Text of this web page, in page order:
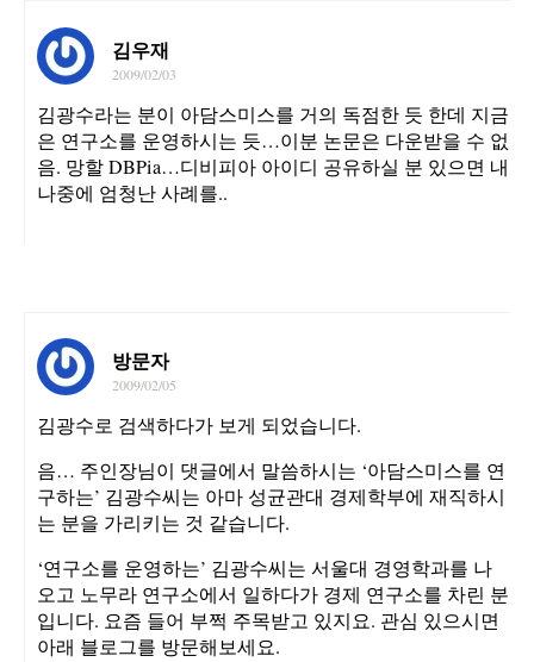
김우재
2009/02/03
김광수라는 분이 아담스미스를 거의 독점한 듯 한데 지금
은 연구소를 운영하시는 듯…이분 논문은 다운받을 수 없
음. 망할 DBPia…디비피아 아이디 공유하실 분 있으면 내
나중에 엄청난 사례를..
방문자
2009/02/05
김광수로 검색하다가 보게 되었습니다.
음… 주인장님이 댓글에서 말씀하시는 ‘아담스미스를 연
구하는’ 김광수씨는 아마 성균관대 경제학부에 재직하시
는 분을 가리키는 것 같습니다.
‘연구소를 운영하는’ 김광수씨는 서울대 경영학과를 나
오고 노무라 연구소에서 일하다가 경제 연구소를 차린 분
입니다. 요즘 들어 부쩍 주목받고 있지요. 관심 있으시면
아래 블로그를 방문해보세요.